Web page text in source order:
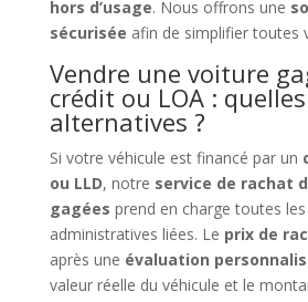
hors d’usage. Nous offrons une
sécurisée afin de simplifier toutes
Vendre une voiture
crédit ou LOA : quelles
alternatives ?
Si votre véhicule est financé par un
ou LLD, notre service de rachat
gagées prend en charge toutes
administratives liées. Le prix de
après une évaluation
valeur réelle du véhicule et le